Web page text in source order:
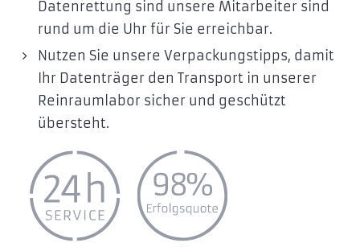
Datenrettung sind unsere Mitarbeiter sind
rund um die Uhr für Sie erreichbar.
Nutzen Sie unsere Verpackungstipps, damit
Ihr Datenträger den Transport in unserer
Reinraumlabor sicher und geschützt
übersteht.